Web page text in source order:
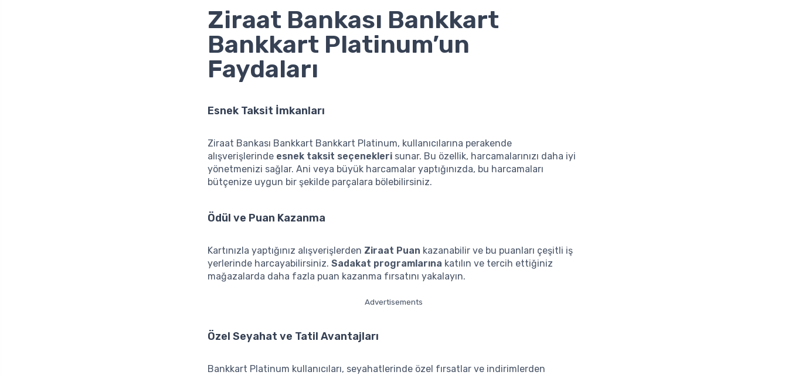
Ziraat Bankası Bankkart
Bankkart Platinum’un
Faydaları
Esnek Taksit İmkanları
Ziraat Bankası Bankkart Bankkart Platinum, kullanıcılarına perakende
alışverişlerinde esnek taksit seçenekleri sunar. Bu özellik, harcamalarınızı daha iyi
yönetmenizi sağlar. Ani veya büyük harcamalar yaptığınızda, bu harcamaları
bütçenize uygun bir şekilde parçalara bölebilirsiniz.
Ödül ve Puan Kazanma
Kartınızla yaptığınız alışverişlerden Ziraat Puan kazanabilir ve bu puanları çeşitli iş
yerlerinde harcayabilirsiniz.Sadakat programlarına katılın ve tercih ettiğiniz
mağazalarda daha fazla puan kazanma fırsatını yakalayın.
Advertisements
Özel Seyahat ve Tatil Avantajları
Bankkart Platinum kullanıcıları, seyahatlerinde özel fırsatlar ve indirimlerden